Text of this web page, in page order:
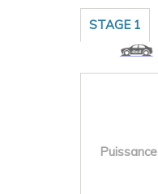
STAGE 1
Puissance